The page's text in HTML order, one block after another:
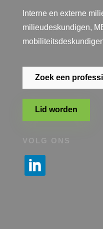
Interne en externe
milieudeskundigen,
Zoek een
Lid worden
VOLG ONS